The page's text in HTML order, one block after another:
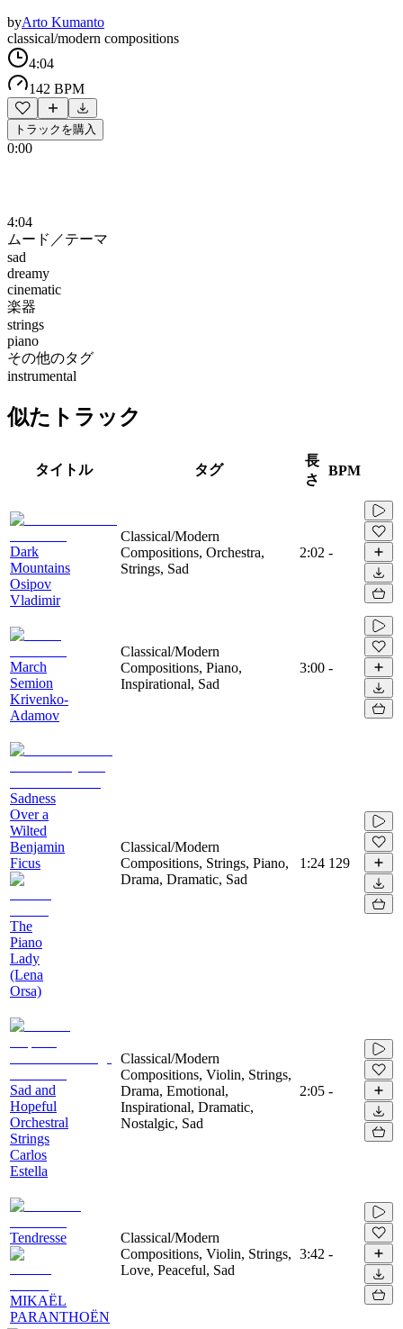
byArto Kumanto
classical/modern compositions
4:04
142 BPM
トラックを購入
0:00
4:04
ムード／テーマ
sad
dreamy
cinematic
楽器
strings
piano
その他のタグ
instrumental
似たトラック
タイトル タグ
長
さ
BPM
Dark
Mountains
Osipov
Vladimir
Classical/Modern
Compositions, Orchestra,
Strings, Sad
2:02 -
March
Semion
Krivenko-
Adamov
Classical/Modern
Compositions, Piano,
Inspirational, Sad
3:00 -
Sadness
Over a
Wilted
Benjamin
Ficus
The
Piano
Lady
(Lena
Orsa)
Classical/Modern
Compositions, Strings, Piano,
Drama, Dramatic, Sad
1:24 129
Sad and
Hopeful
Orchestral
Strings
Carlos
Estella
Classical/Modern
Compositions, Violin, Strings,
Drama, Emotional,
Inspirational, Dramatic,
Nostalgic, Sad
2:05 -
Tendresse
MIKAËL
PARANTHOËN
Classical/Modern
Compositions, Violin, Strings,
Love, Peaceful, Sad
3:42 -